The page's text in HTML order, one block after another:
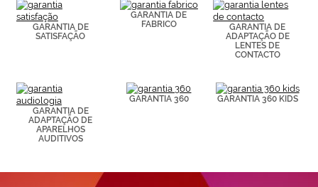
Puedes
consultar más
información en
nuestra
GARANTIA DE
SATISFAÇÃO
GARANTIA DE
FABRICO
GARANTIA DE
ADAPTAÇÃO DE
LENTES DE
CONTACTO
GARANTIA DE
ADAPTAÇÃO DE
APARELHOS
AUDITIVOS
GARANTIA 360 GARANTIA 360 KIDS